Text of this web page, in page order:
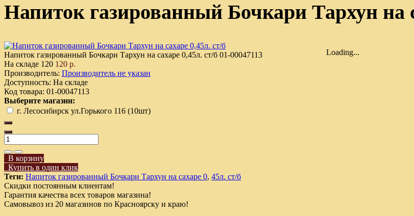
Напиток газированный Бочкари Тархун на
Loading...
Напиток газированный Бочкари Тархун на сахаре 0,45л. ст/б 01-00047113
На складе 120 120 р.
Производитель: Производитель не указан
Доступность: На складе
Код товара: 01-00047113
Выберите магазин:
г. Лесосибирск ул.Горького 116 (10шт)
В корзину
Купить в один клик
Теги: Напиток газированный Бочкари Тархун на сахаре 0, 45л. ст/б
Скидки постоянным клиентам!
Гарантия качества всех товаров магазина!
Самовывоз из 20 магазинов по Красноярску и краю!